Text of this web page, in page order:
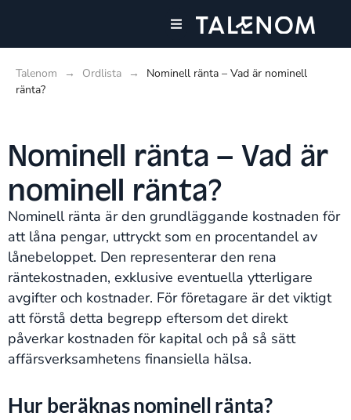
Talenom → Ordlista →
Nominell ränta – Vad är nominell
ränta?
Nominell ränta – Vad är
nominell ränta?
Nominell ränta är den grundläggande kostnaden för
att låna pengar, uttryckt som en procentandel av
lånebeloppet. Den representerar den rena
räntekostnaden, exklusive eventuella ytterligare
avgifter och kostnader. För företagare är det viktigt
att förstå detta begrepp eftersom det direkt
påverkar kostnaden för kapital och på så sätt
affärsverksamhetens finansiella hälsa.
Hur beräknas nominell ränta?